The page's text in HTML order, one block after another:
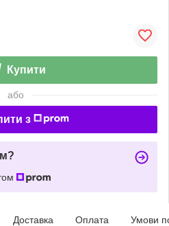
Купити
або
з
Доставка Оплата Умови